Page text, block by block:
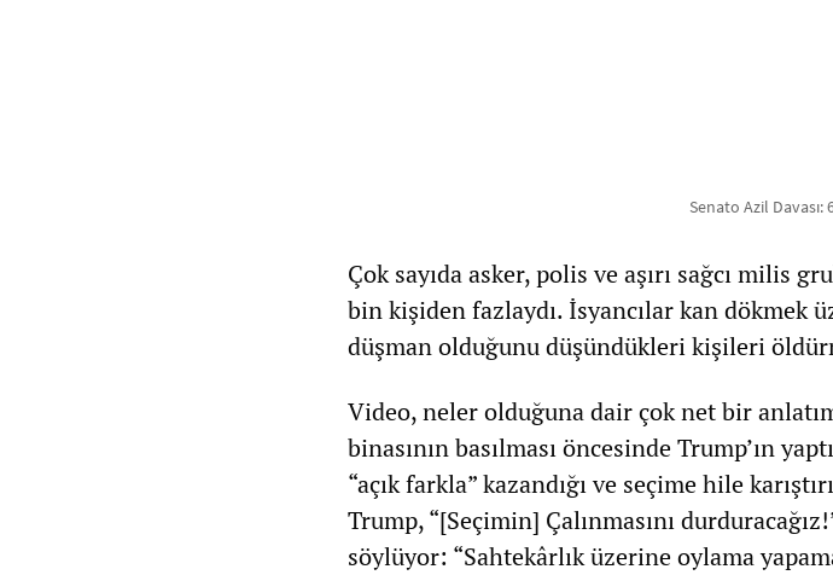
Senato Azil Davası:
Çok sayıda asker, polis ve aşırı sağcı milis
bin kişiden fazlaydı. İsyancılar kan dökmek
düşman olduğunu düşündükleri kişileri
Video, neler olduğuna dair çok net bir
binasının basılması öncesinde Trump’ın
“açık farkla” kazandığı ve seçime hile
Trump, “[Seçimin] Çalınmasını
söylüyor: “Sahtekârlık üzerine oylama